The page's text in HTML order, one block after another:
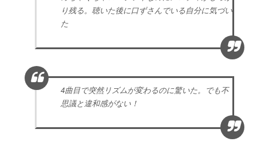
り残る。聴いた後に口ずさんでいる自分に気づい
た
4曲目で突然リズムが変わるのに驚いた。でも不
思議と違和感がない！